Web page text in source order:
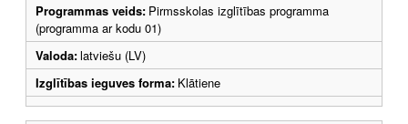
Programmas veids: Pirmsskolas izglītības programma
(programma ar kodu 01)
Valoda:latviešu (LV)
Izglītības ieguves forma: Klātiene